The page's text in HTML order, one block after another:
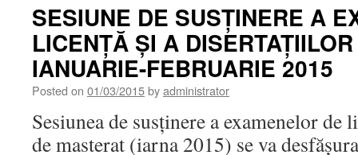
SESIUNE DE SUSȚINERE A
LICENȚĂ ȘI A
IANUARIE-FEBRUARIE 2015
Posted on 01/03/2015byadministrator
Sesiunea de susținere a examenelor
de masterat (iarna 2015) se va